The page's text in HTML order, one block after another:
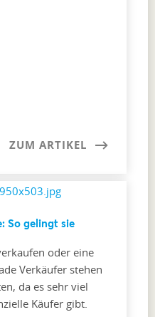
ZUM ARTIKEL
So gelingt sie
oder eine
Verkäufer stehen
da es sehr viel
Käufer gibt.